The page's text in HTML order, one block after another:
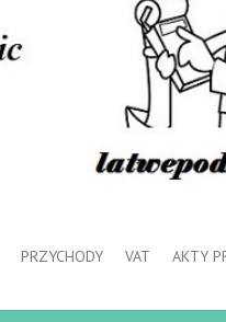
PRZYCHODY VAT AKTY